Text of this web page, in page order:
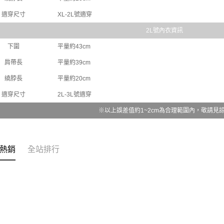
適穿尺寸 XL-2L號適穿
2L號內衣資訊
下圍 平量約43cm
肩帶長 平量約39cm
繞脖長 平量約20cm
適穿尺寸 2L-3L號適穿
※以上誤差值約1~2cm為合理範圍內，敬請見
銷 全站排行